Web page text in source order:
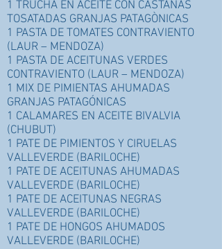
1 TRUCHA EN ACEITE CON CASTAÑAS
TOSATADAS GRANJAS PATAGÒNICAS
1 PASTA DE TOMATES CONTRAVIENTO
(LAUR – MENDOZA)
1 PASTA DE ACEITUNAS VERDES
CONTRAVIENTO (LAUR – MENDOZA)
1 MIX DE PIMIENTAS AHUMADAS
GRANJAS PATAGÓNICAS
1 CALAMARES EN ACEITE BIVALVIA
(CHUBUT)
1 PATE DE PIMIENTOS Y CIRUELAS
VALLEVERDE (BARILOCHE)
1 PATE DE ACEITUNAS AHUMADAS
VALLEVERDE (BARILOCHE)
1 PATE DE ACEITUNAS NEGRAS
VALLEVERDE (BARILOCHE)
1 PATE DE HONGOS AHUMADOS
VALLEVERDE (BARILOCHE)